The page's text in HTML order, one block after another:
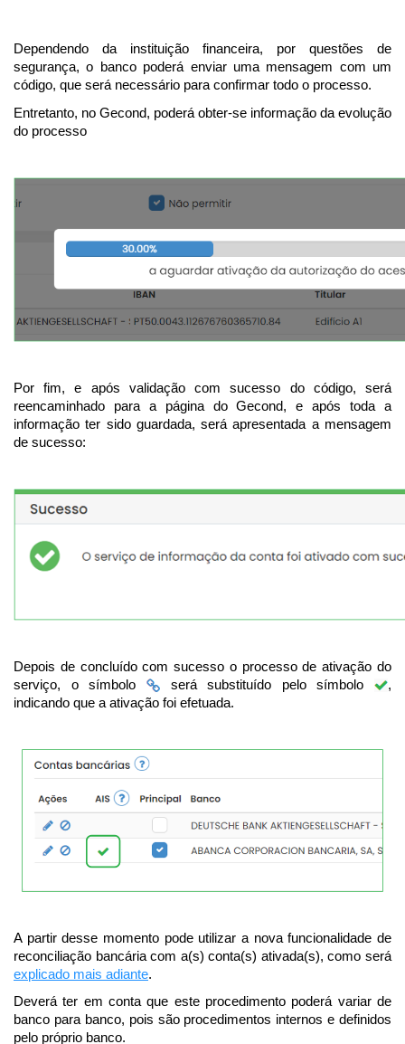
Dependendo da instituição financeira, por questões de
segurança, o banco poderá enviar uma mensagem com um
código, que será necessário para confirmar todo o processo.
Entretanto, no Gecond, poderá obter-se informação da evolução
do processo
Por fim, e após validação com sucesso do código, será
reencaminhado para a página do Gecond, e após toda a
informação ter sido guardada, será apresentada a mensagem
de sucesso:
Depois de concluído com sucesso o processo de ativação do
serviço, o símbolo
será substituído pelo símbolo
,
indicando que a ativação foi efetuada.
A partir desse momento pode utilizar a nova funcionalidade de
reconciliação bancária com a(s) conta(s) ativada(s), como será
explicado mais adiante.
Deverá ter em conta que este procedimento poderá variar de
banco para banco, pois são procedimentos internos e definidos
pelo próprio banco.